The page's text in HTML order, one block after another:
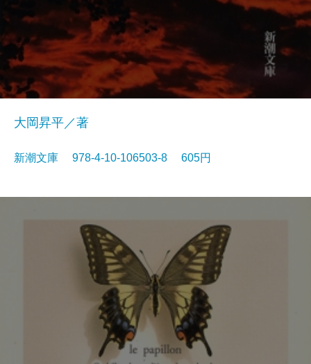
大岡昇平／著
新潮文庫 978-4-10-106503-8 605円